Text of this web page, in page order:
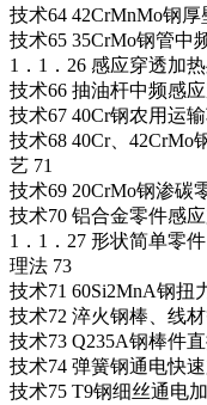
技术64 42CrMnMo钢
技术65 35CrMo钢管中
1．1．26 感应穿透加
技术66 抽油杆中频感
技术67 40Cr钢农用运
技术68 40Cr、42CrMo
艺 71
技术69 20CrMo钢渗碳
技术70 铝合金零件感
1．1．27 形状简单零
理法 73
技术71 60Si2MnA钢扭
技术72 淬火钢棒、线
技术73 Q235A钢棒件
技术74 弹簧钢通电快
技术75 T9钢细丝通电